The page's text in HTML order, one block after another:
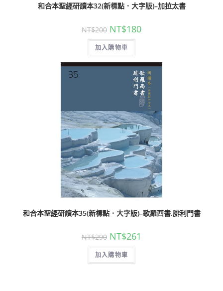
和合本聖經研讀本32(新標點．大字版)–加拉太書
NT$200 NT$180
加入購物車
和合本聖經研讀本35(新標點．大字版)–歌羅西書.腓利門書
NT$290 NT$261
加入購物車